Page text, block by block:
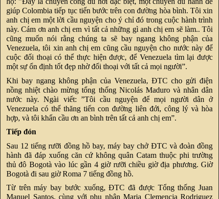
giúp Colombia tiếp tục tiến bước trên con đường hòa bình. Tôi xin
anh chị em một lời cầu nguyện cho ý chỉ đó trong cuộc hành trình
này. Cám ơn anh chị em vì tất cả những gì anh chị em sẽ làm.. Tôi
cũng muốn nói rằng chúng ta sẽ bay ngang không phận của
Venezuela, tôi xin anh chị em cũng cầu nguyện cho nước này để
cuộc đối thoại có thể thực hiện được, để Venezuela tìm lại được
một sự ổn định tốt đẹp nhờ đối thoại với tất cả mọi người”.
Khi bay ngang không phận của Venezuela, ĐTC cho gửi điện
nồng nhiệt chào mừng tổng thống Nicolás Maduro và nhân dân
nước này. Ngài viết: ”Tôi cầu nguyện để mọi người dân ở
Venezuela có thể thăng tiến con đường liên đới, công lý và hòa
hợp, và tôi khẩn cầu ơn an bình trên tất cả anh chị em”.
Tiếp đón
Sau 12 tiếng rưỡi đồng hồ bay, máy bay chở ĐTC và đoàn đồng
hành đã đáp xuống căn cứ không quân Catam thuộc phi trường
thủ đô Bogotà vào lúc gần 4 giờ rưỡi chiều giờ địa phương. Giờ
Bogotà đi sau giờ Roma 7 tiếng đồng hồ.
Từ trên máy bay bước xuống, ĐTC đã được Tổng thống Juan
Manuel Santos, cùng với phu nhân Maria Clemencia Rodriguez